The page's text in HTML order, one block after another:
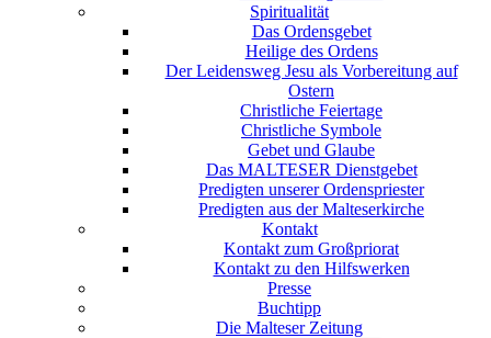
Spiritualität
Das Ordensgebet
Heilige des Ordens
Der Leidensweg Jesu als Vorbereitung auf
Ostern
Christliche Feiertage
Christliche Symbole
Gebet und Glaube
Das MALTESER Dienstgebet
Predigten unserer Ordenspriester
Predigten aus der Malteserkirche
Kontakt
Kontakt zum Großpriorat
Kontakt zu den Hilfswerken
Presse
Buchtipp
Die Malteser Zeitung